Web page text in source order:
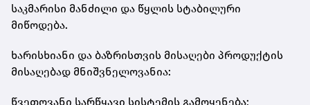
საკმარისი მანძილი და წყლის სტაბილური
მიწოდება.
ხარისხიანი და ბაზრისთვის მისაღები პროდუქტის
მისაღებად მნიშვნელოვანია:
წვეთოვანი სარწყავი სისტემის გამოყენება;